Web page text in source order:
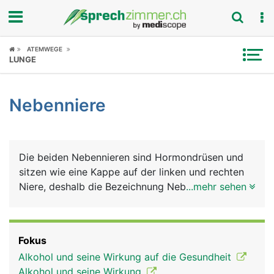
Fokus
Symptome
News
Rubriken
ATEMWEGE
LUNGE
Nebenniere
Die beiden Nebennieren sind Hormondrüsen und
sitzen wie eine Kappe auf der linken und rechten
Niere, deshalb die Bezeichnung Nebennieren.
unterschiedliche Hormone produzieren. Die
Nebennierenrinde produziert Glukokortikoide
...mehr sehen
Fokus
Alkohol und seine Wirkung auf die Gesundheit
Alkohol und seine Wirkung